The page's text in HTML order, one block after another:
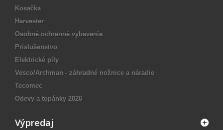
Kosačka
Harvester
Osobné ochranné vybavenie
Príslušenstvo
Elektrické píly
Vesco/Archman - záhradné nožnice a náradie
Tecomec
Odevy a topánky 2026
Výpredaj